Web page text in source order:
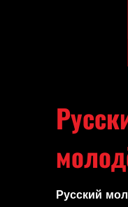
Русский